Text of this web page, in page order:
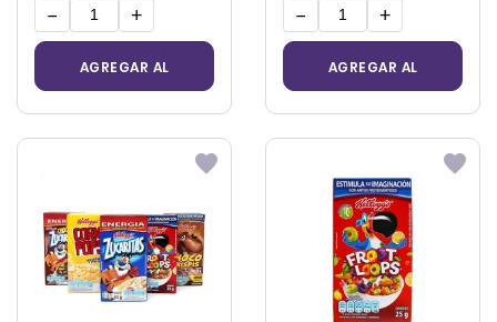
− +
AGREGAR AL
CARRITO
− +
AGREGAR AL
CARRITO